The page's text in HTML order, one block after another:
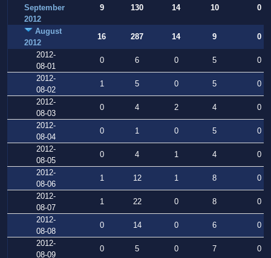
September
2012
9 130 14 10 0
August
2012
16 287 14 9
0
2012-
08-01
0 6 0 5
0
2012-
08-02
1 5 0 5
0
2012-
08-03
0 4 2 4
0
2012-
08-04
0 1 0 5
0
2012-
08-05
0 4 1 4
0
2012-
08-06
1 12 1 8
0
2012-
08-07
1 22 0 8
0
2012-
08-08
0 14 0 6
0
2012-
08-09
0 5 0 7
0